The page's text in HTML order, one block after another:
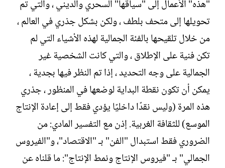
"هذه" الأعمال إلى "سياقها" السحري والديني ، والتي تم
تحويلها إلى متحف بلطف ، ولكن بشكل جذري في العالم ،
من خلال تلقيحها بالفئة الجمالية لهذه الأشياء التي لم
تكن فنية على الإطلاق ، والتي كانت الشخصية غير
الجمالية على وجه التحديد ، إذا تم النظر فيها بجدية ،
يمكن أن تكون نقطة البداية لوضعها في المنظور ، جذري
هذه المرة (وليس نقدًا داخليًا يؤدي فقط إلى إعادة الإنتاج
الموسع) للثقافة الغربية. إذن مع التفسير المادي: من
الضروري فقط استبدال "الفن" بـ "الاقتصاد"، و"الفيروس
الجمالي" بـ "فيروس الإنتاج ونمط الإنتاج": ما قلناه عن